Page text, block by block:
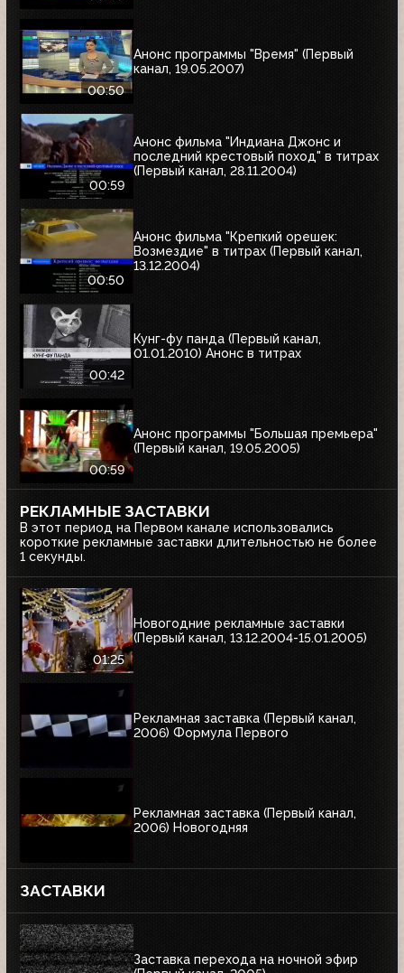
00:50
Анонс программы "Время" (Первый
канал, 19.05.2007)
00:59
Анонс фильма "Индиана Джонс и
последний крестовый поход" в титрах
(Первый канал, 28.11.2004)
00:50
Анонс фильма "Крепкий орешек:
Возмездие" в титрах (Первый канал,
13.12.2004)
00:42
Кунг-фу панда (Первый канал,
01.01.2010) Анонс в титрах
00:59
Анонс программы "Большая премьера"
(Первый канал, 19.05.2005)
РЕКЛАМНЫЕ ЗАСТАВКИ
В этот период на Первом канале использовались
короткие рекламные заставки длительностью не более
1 секунды.
01:25
Новогодние рекламные заставки
(Первый канал, 13.12.2004-15.01.2005)
Рекламная заставка (Первый канал,
2006) Формула Первого
Рекламная заставка (Первый канал,
2006) Новогодняя
ЗАСТАВКИ
Заставка перехода на ночной эфир